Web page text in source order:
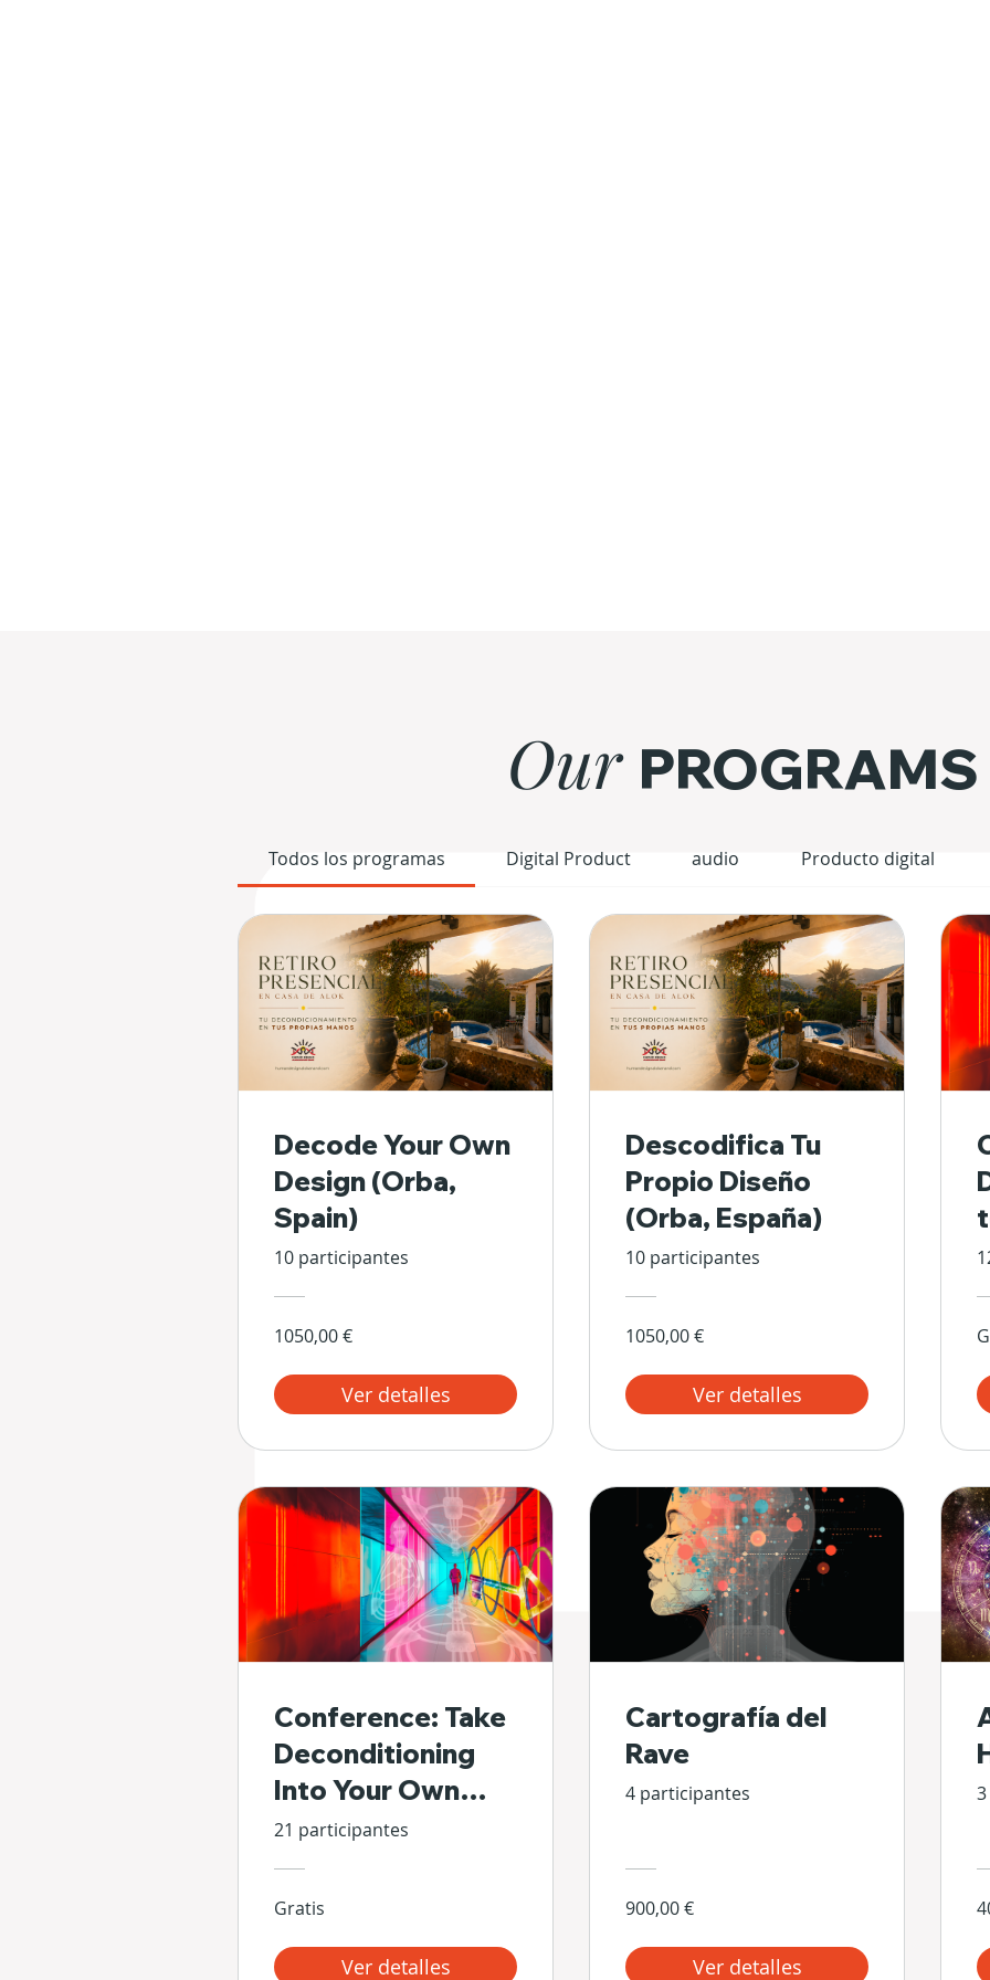
Our PROGRAMS
Todos los programas Digital Product audio Producto digital
Decode Your Own
Design (Orba,
Spain)
10 participantes
1050,00 €
Ver detalles
Descodifica Tu
Propio Diseño
(Orba, España)
10 participantes
1050,00 €
Ver detalles
Conference: Take
Deconditioning
Into Your Own
Hands
21 participantes
Gratis
Ver detalles
Cartografía del
Rave
4 participantes
900,00 €
Ver detalles